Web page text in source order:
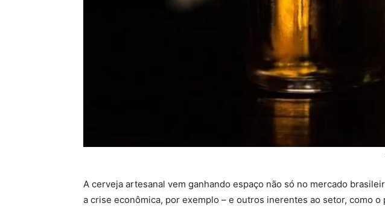
A cerveja artesanal vem ganhando espaço não só no mercado
a crise econômica, por exemplo – e outros inerentes ao setor, como